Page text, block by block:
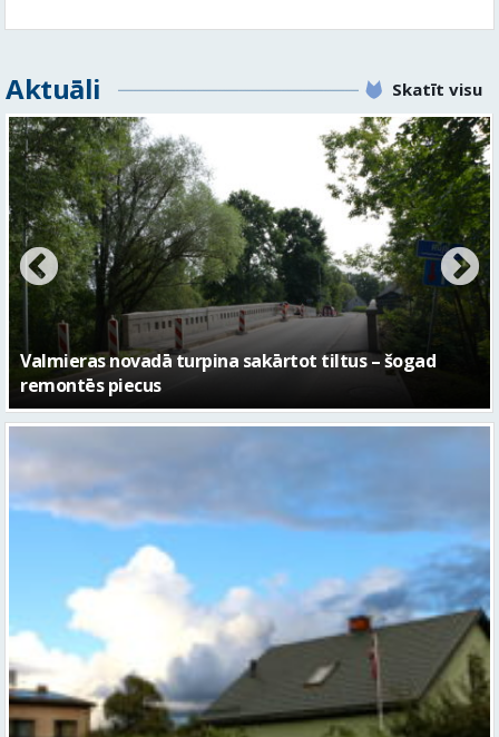
Aktuāli Skatīt visu
No pagaidu teātra līdz laikmetīgās kultūras centram
– kā attīstīsies “Kurtuve”